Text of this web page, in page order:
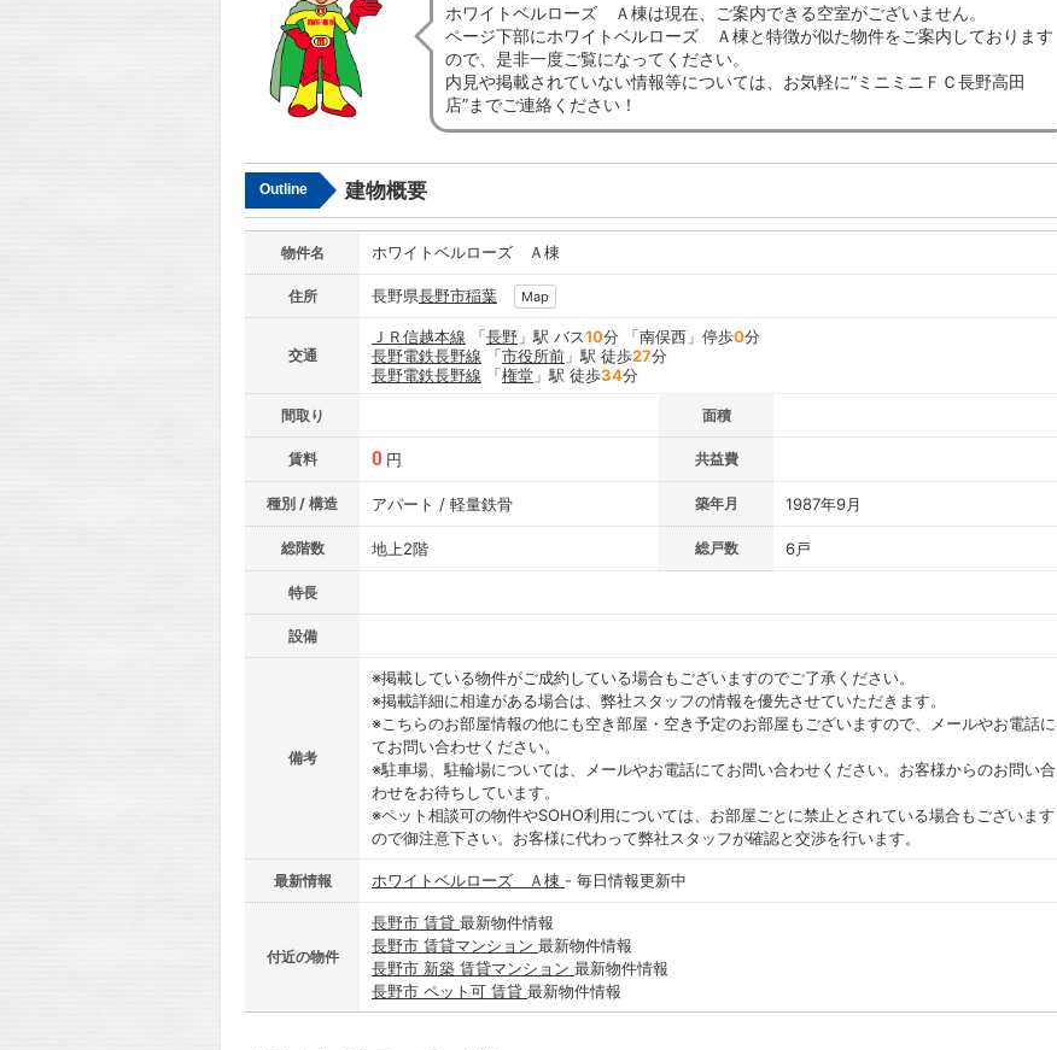
ホワイトベルローズ Ａ棟は現在、ご案内できる空室がございません。
ページ下部にホワイトベルローズ Ａ棟と特徴が似た物件をご案内しております
ので、是非一度ご覧になってください。
内見や掲載されていない情報等については、お気軽に”ミニミニＦＣ長野高田
店”までご連絡ください！
Outline 建物概要
物件名 ホワイトベルローズ Ａ棟
住所 長野県長野市稲葉 Map
交通
ＪＲ信越本線 「長野 」駅 バス10分 「南俣西」停歩0分
長野電鉄長野線 「市役所前 」駅 徒歩27分
長野電鉄長野線 「権堂 」駅 徒歩34分
間取り 面積
賃料 0 円 共益費
種別 / 構造 アパート / 軽量鉄骨 築年月 1987年9月
総階数 地上2階 総戸数 6戸
特長
設備
備考
※掲載している物件がご成約している場合もございますのでご了承ください。
※掲載詳細に相違がある場合は、弊社スタッフの情報を優先させていただきます。
※こちらのお部屋情報の他にも空き部屋・空き予定のお部屋もございますので、メールやお電話に
てお問い合わせください。
※駐車場、駐輪場については、メールやお電話にてお問い合わせください。お客様からのお問い合
わせをお待ちしています。
※ペット相談可の物件やSOHO利用については、お部屋ごとに禁止とされている場合もございます
ので御注意下さい。お客様に代わって弊社スタッフが確認と交渉を行います。
最新情報 ホワイトベルローズ Ａ棟 - 毎日情報更新中
付近の物件
長野市 賃貸 最新物件情報
長野市 賃貸マンション 最新物件情報
長野市 新築 賃貸マンション 最新物件情報
長野市 ペット可 賃貸 最新物件情報